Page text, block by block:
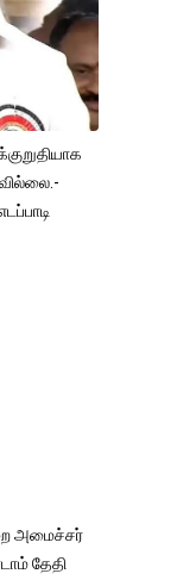
அமைச்சர்
தேதி